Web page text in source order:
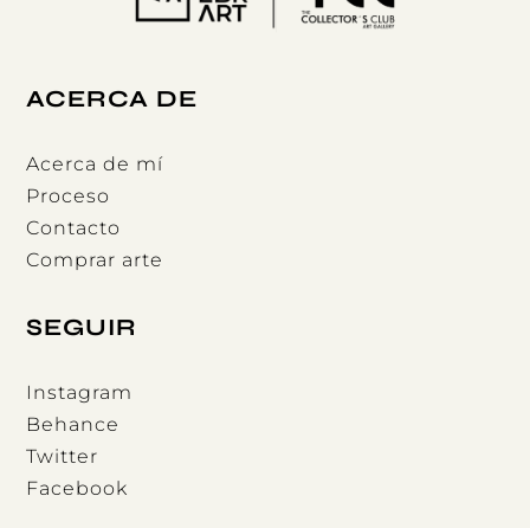
ACERCA DE
Acerca de mí
Proceso
Contacto
Comprar arte
SEGUIR
Instagram
Behance
Twitter
Facebook